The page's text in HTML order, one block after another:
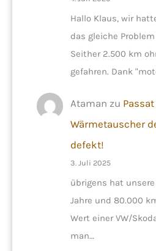
Hallo Klaus, wir
das gleiche
Seither 2.500 km
gefahren. Dank
Ataman zu Passat
Wärmetauscher
defekt!
3. Juli 2025
übrigens hat
Jahre und 80.000
Wert einer VW/
man…